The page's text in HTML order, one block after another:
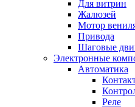
Для витрин
Жалюзей
Мотор
Привода
Шаговые
Электронные
Автоматика
Реле